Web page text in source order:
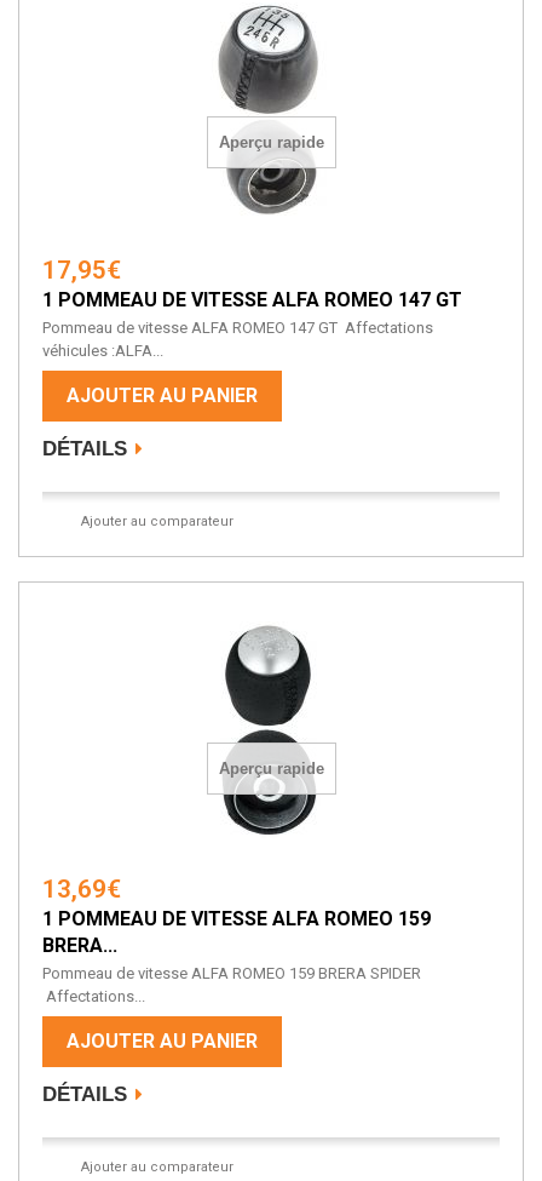
Aperçu rapide
17,95€
1 POMMEAU DE VITESSE ALFA ROMEO 147 GT
Pommeau de vitesse ALFA ROMEO 147 GT Affectations
véhicules :ALFA...
AJOUTER AU PANIER
DÉTAILS
Ajouter au comparateur
Aperçu rapide
13,69€
1 POMMEAU DE VITESSE ALFA ROMEO 159
BRERA...
Pommeau de vitesse ALFA ROMEO 159 BRERA SPIDER
Affectations...
AJOUTER AU PANIER
DÉTAILS
Ajouter au comparateur